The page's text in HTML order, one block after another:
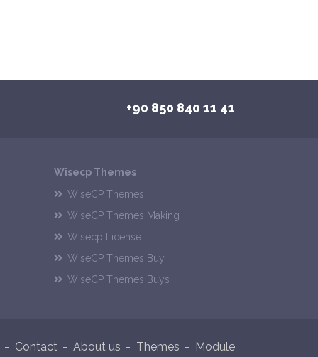
+90 850 840 11 41
Wisecp Themes
WiseCP Themes
WiseCP Themes Making
Wisecp License
WiseCP Themes Buy
WiseCP Themes Buys
Contact About us Themes Module